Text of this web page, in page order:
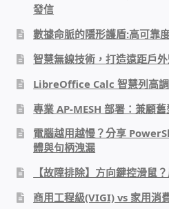
發信
數據命脈的隱形護盾:高可靠
智慧無線技術，打造遠距戶
LibreOffice Calc 智慧列高
專業 AP-MESH 部署：兼顧
電腦越用越慢？分享
體與句柄洩漏
【故障排除】方向鍵控滑鼠
商用工程級(VIGI) vs 家用消